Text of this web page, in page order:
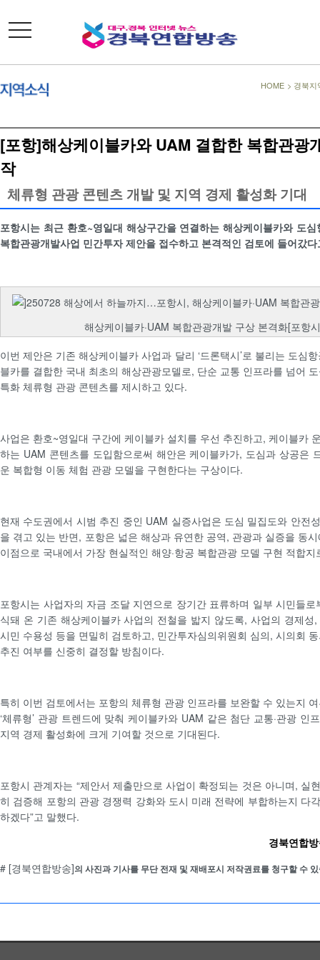
toggle
navigation
HOME > 경북지
[포항]해상케이블카와 UAM 결합한 복합관광
작
체류형 관광 콘텐츠 개발 및 지역 경제 활성화 기대
포항시는 최근 환호~영일대 해상구간을 연결하는 해상케이블카와 도
복합관광개발사업 민간투자 제안을 접수하고 본격적인 검토에 들어갔
해상케이블카·UAM 복합관광개발 구상 본격화[포항
이번 제안은 기존 해상케이블카 사업과 달리 ‘드론택시’로 불리는 도심
블카를 결합한 국내 최초의 해상관광모델로, 단순 교통 인프라를 넘어 도
특화 체류형 관광 콘텐츠를 제시하고 있다.
사업은 환호~영일대 구간에 케이블카 설치를 우선 추진하고, 케이블카
하는 UAM 콘텐츠를 도입함으로써 해안은 케이블카가, 도심과 상공은
운 복합형 이동 체험 관광 모델을 구현한다는 구상이다.
현재 수도권에서 시범 추진 중인 UAM 실증사업은 도심 밀집도와 안전
을 겪고 있는 반면, 포항은 넓은 해상과 유연한 공역, 관광과 실증을 동
이점으로 국내에서 가장 현실적인 해양·항공 복합관광 모델 구현 적합지
포항시는 사업자의 자금 조달 지연으로 장기간 표류하며 일부 시민들로
식돼 온 기존 해상케이블카 사업의 전철을 밟지 않도록, 사업의 경제성
시민 수용성 등을 면밀히 검토하고, 민간투자심의위원회 심의, 시의회
추진 여부를 신중히 결정할 방침이다.
특히 이번 검토에서는 포항의 체류형 관광 인프라를 보완할 수 있는지
‘체류형’ 관광 트렌드에 맞춰 케이블카와 UAM 같은 첨단 교통·관광 인
지역 경제 활성화에 크게 기여할 것으로 기대된다.
포항시 관계자는 “제안서 제출만으로 사업이 확정되는 것은 아니며, 실
히 검증해 포항의 관광 경쟁력 강화와 도시 미래 전략에 부합하는지 다
하겠다”고 말했다.
경북연합
# [경북연합방송]의 사진과 기사를 무단 전재 및 재배포시 저작권료를 청구할 수